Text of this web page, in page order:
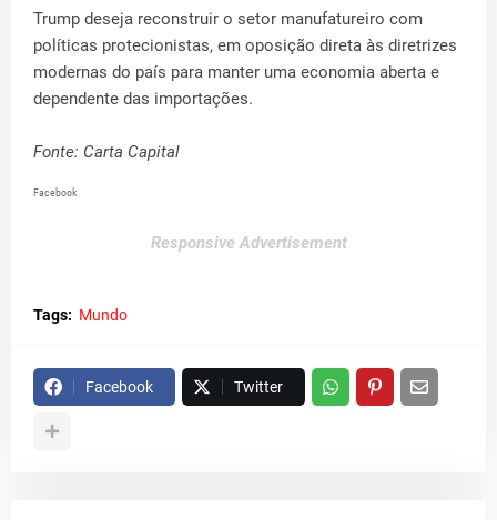
Trump deseja reconstruir o setor manufatureiro com
políticas protecionistas, em oposição direta às diretrizes
modernas do país para manter uma economia aberta e
dependente das importações.
Fonte: Carta Capital
Facebook
Responsive Advertisement
Tags: Mundo
Facebook Twitter